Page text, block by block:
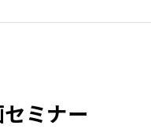
ミナー